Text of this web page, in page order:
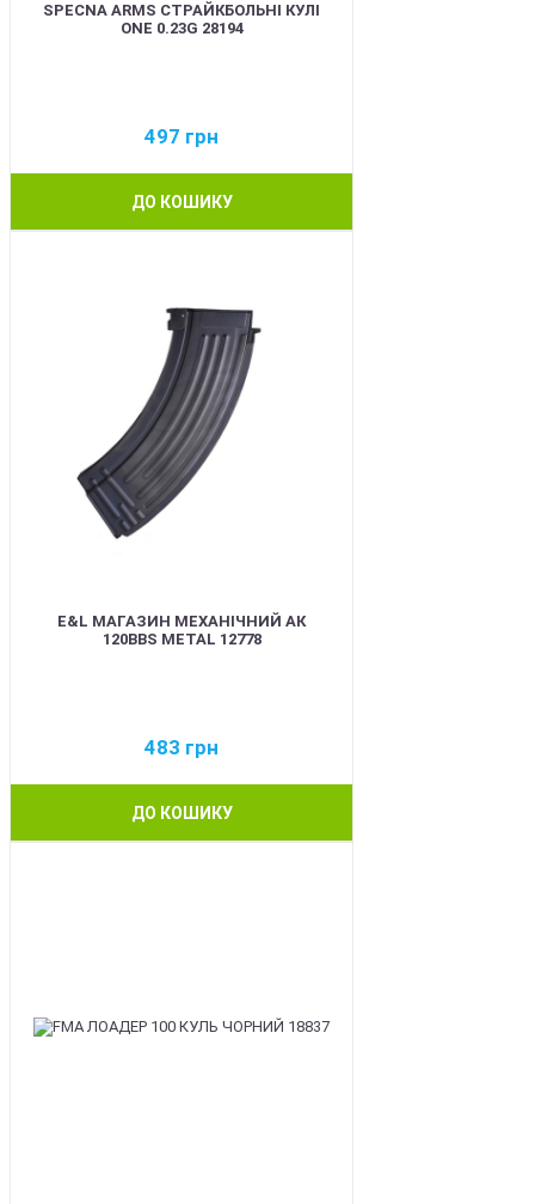
SPECNA ARMS СТРАЙКБОЛЬНІ КУЛІ
ONE 0.23G 28194
497 грн
ДО КОШИКУ
E&L МАГАЗИН МЕХАНІЧНИЙ АК
120BBS METAL 12778
483 грн
ДО КОШИКУ